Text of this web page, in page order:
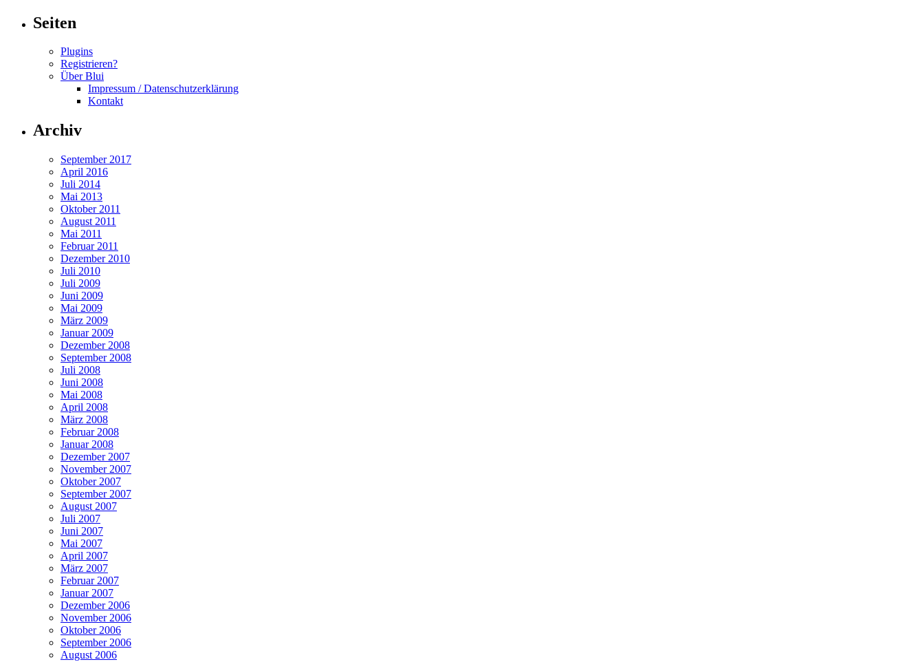
Seiten
Plugins
Registrieren?
Über Blui
Impressum / Datenschutzerklärung
Kontakt
Archiv
September 2017
April 2016
Juli 2014
Mai 2013
Oktober 2011
August 2011
Mai 2011
Februar 2011
Dezember 2010
Juli 2010
Juli 2009
Juni 2009
Mai 2009
März 2009
Januar 2009
Dezember 2008
September 2008
Juli 2008
Juni 2008
Mai 2008
April 2008
März 2008
Februar 2008
Januar 2008
Dezember 2007
November 2007
Oktober 2007
September 2007
August 2007
Juli 2007
Juni 2007
Mai 2007
April 2007
März 2007
Februar 2007
Januar 2007
Dezember 2006
November 2006
Oktober 2006
September 2006
August 2006